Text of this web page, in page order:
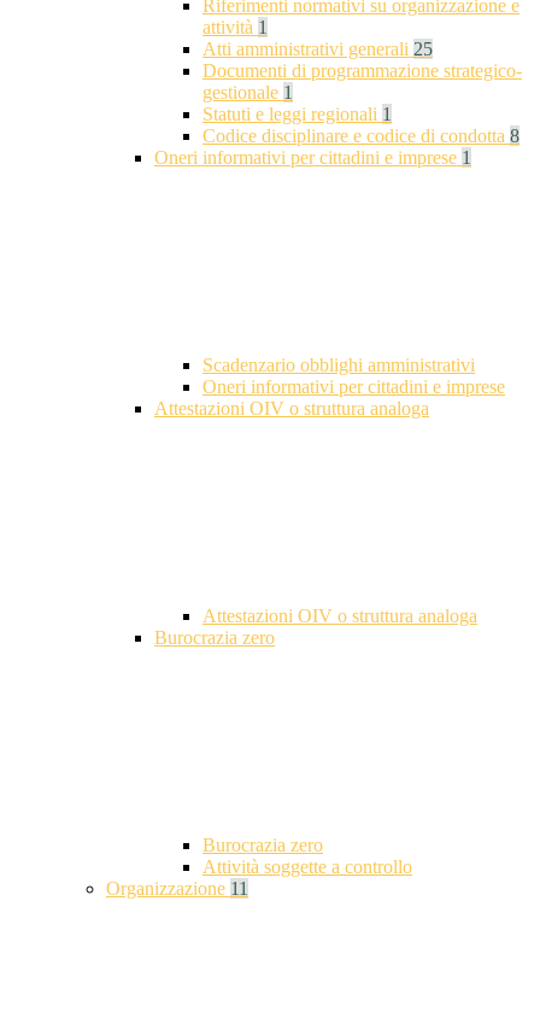
Riferimenti normativi su organizzazione e
attività 1
Atti amministrativi generali 25
Documenti di programmazione strategico-
gestionale 1
Statuti e leggi regionali 1
Codice disciplinare e codice di condotta 8
Oneri informativi per cittadini e imprese 1
Scadenzario obblighi amministrativi
Oneri informativi per cittadini e imprese
Attestazioni OIV o struttura analoga
Attestazioni OIV o struttura analoga
Burocrazia zero
Burocrazia zero
Attività soggette a controllo
Organizzazione 11